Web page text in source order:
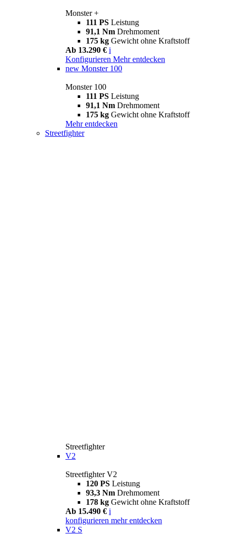
Monster +
111 PS Leistung
91,1 Nm Drehmoment
175 kg Gewicht ohne Kraftstoff
Ab 13.290 € i
Konfigurieren Mehr entdecken
new Monster 100
Monster 100
111 PS Leistung
91,1 Nm Drehmoment
175 kg Gewicht ohne Kraftstoff
Mehr entdecken
Streetfighter
Streetfighter
V2
Streetfighter V2
120 PS Leistung
93,3 Nm Drehmoment
178 kg Gewicht ohne Kraftstoff
Ab 15.490 € i
konfigurieren mehr entdecken
V2 S